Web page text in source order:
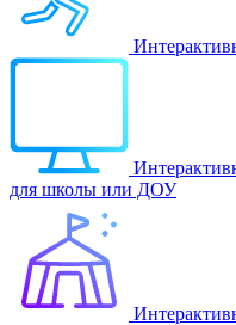
для школы или ДОУ